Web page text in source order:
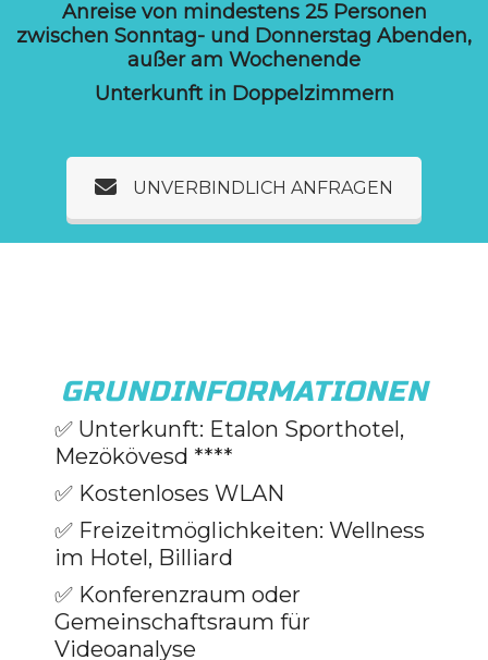
Anreise von mindestens 25 Personen
zwischen Sonntag- und Donnerstag Abenden,
außer am Wochenende
Unterkunft in Doppelzimmern
UNVERBINDLICH ANFRAGEN
GRUNDINFORMATIONEN
✅ Unterkunft: Etalon Sporthotel,
Mezökövesd ****
✅ Kostenloses WLAN
✅ Freizeitmöglichkeiten: Wellness
im Hotel, Billiard
✅ Konferenzraum oder
Gemeinschaftsraum für
Videoanalyse